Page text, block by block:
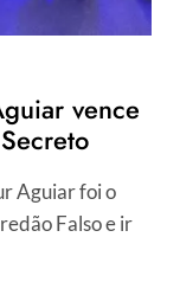
vence
Aguiar foi o
Falso e ir